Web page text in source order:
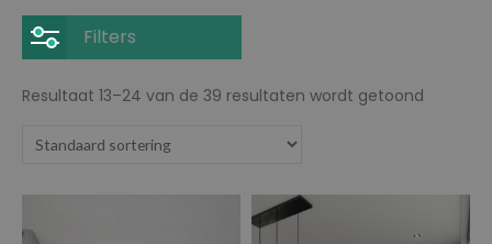
Filters
Resultaat 13–24 van de 39 resultaten wordt getoond